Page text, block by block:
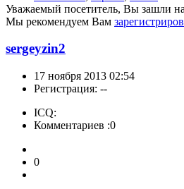
Уважаемый посетитель, Вы зашли на
Мы рекомендуем Вам
sergeyzin2
17 ноября 2013 02:54
Регистрация: --
ICQ:
Комментариев :0
0